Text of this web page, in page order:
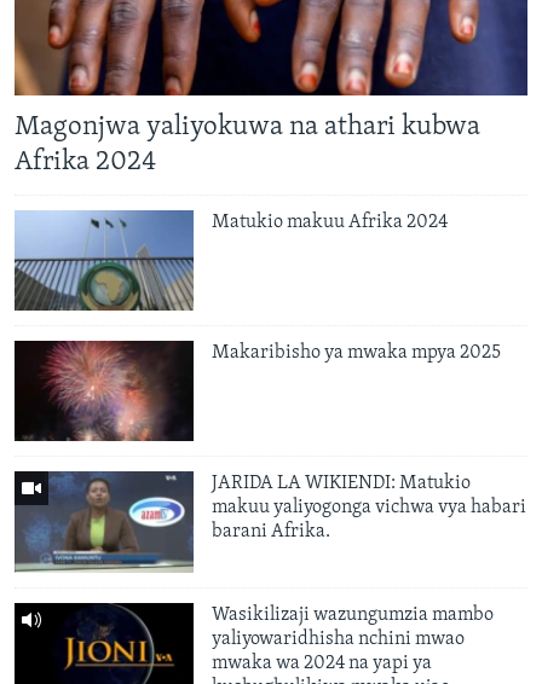
Magonjwa yaliyokuwa na athari kubwa
Afrika 2024
Matukio makuu Afrika 2024
Makaribisho ya mwaka mpya 2025
JARIDA LA WIKIENDI: Matukio
makuu yaliyogonga vichwa vya habari
barani Afrika.
Wasikilizaji wazungumzia mambo
yaliyowaridhisha nchini mwao
mwaka wa 2024 na yapi ya